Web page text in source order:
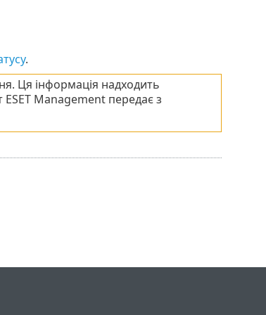
.
Ця інформація надходить
ESET Management передає з